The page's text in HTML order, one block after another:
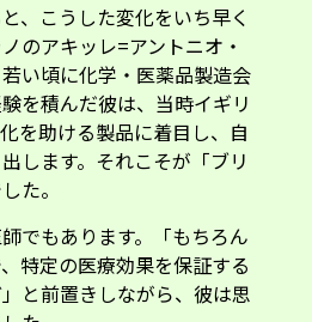
、こうした変化をいち早く
のアキッレ=アントニオ・
い頃に化学・医薬品製造会
を積んだ彼は、当時イギリ
を助ける製品に着目し、自
します。それこそが「ブリ
た。
でもあります。「もちろん
特定の医療効果を保証する
と前置きしながら、彼は思